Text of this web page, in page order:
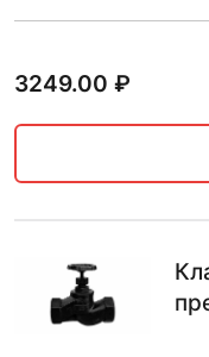
3249.00 ₽